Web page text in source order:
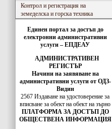
Контрол и регистрация на
земеделска и горска техника
Единен портал за достъп до
електронни административни
услуги – ЕПДЕАУ
АДМИНИСТРАТИВЕН
РЕГИСТЪР
Начини на заявяване на
административни услуги от ОДЗ-
Видин
2567 Издаване на удостоверение за
вписванe за обект на обект на зърно
ПЛАТФОРМА ЗА ДОСТЪП ДО
ОБЩЕСТВЕНА ИНФОРМАЦИЯ